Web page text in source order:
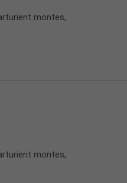
montes,
montes,